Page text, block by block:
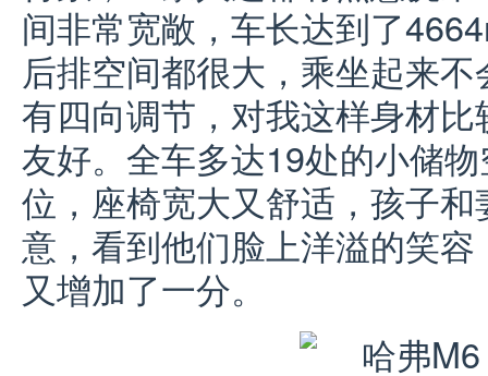
间非常宽敞，车长达到了
后排空间都很大，乘坐起来
有四向调节，对我这样身材
友好。全车多达19处的小储
位，座椅宽大又舒适，孩子
意，看到他们脸上洋溢的笑
又增加了一分。